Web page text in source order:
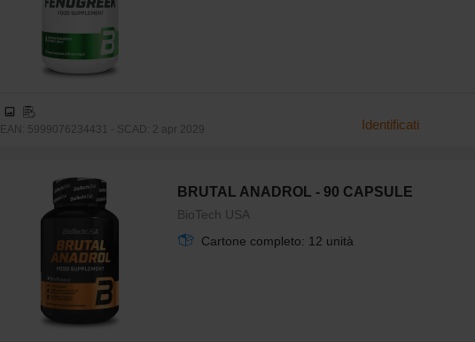
EAN: 5999076234431 - SCAD: 2 apr 2029 Identificati
BRUTAL ANADROL - 90 CAPSULE
BioTech USA
Cartone completo: 12 unità